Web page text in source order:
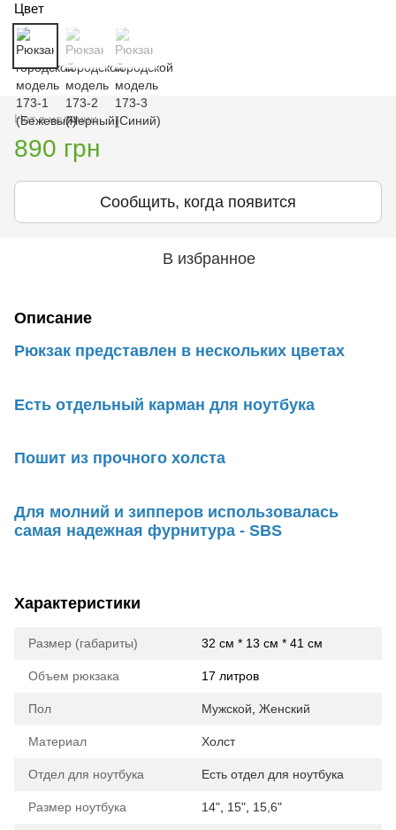
Цвет
Нет в наличии
890 грн
Сообщить, когда появится
В избранное
Описание
Рюкзак представлен в нескольких цветах
Есть отдельный карман для ноутбука
Пошит из прочного холста
Для молний и зипперов использовалась
самая надежная фурнитура - SBS
Характеристики
Размер (габариты) 32 см * 13 см * 41 см
Объем рюкзака 17 литров
Пол Мужской Женский
Материал Холст
Отдел для ноутбука Есть отдел для ноутбука
Размер ноутбука 14" 15" 15,6"